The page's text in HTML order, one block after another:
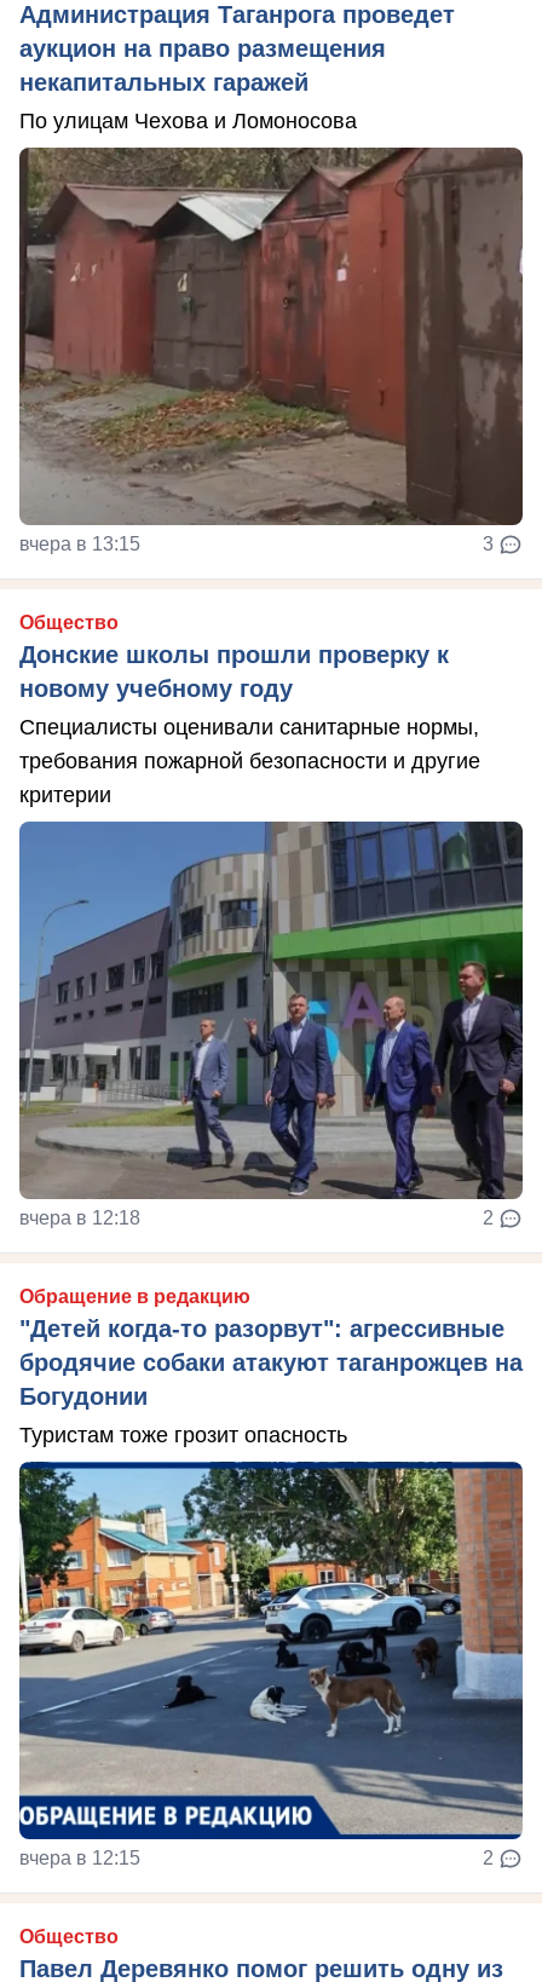
Администрация Таганрога проведет
аукцион на право размещения
некапитальных гаражей
По улицам Чехова и Ломоносова
вчера в 13:15 3
Общество
Донские школы прошли проверку к
новому учебному году
Специалисты оценивали санитарные нормы,
требования пожарной безопасности и другие
критерии
вчера в 12:18 2
Обращение в редакцию
"Детей когда-то разорвут": агрессивные
бродячие собаки атакуют таганрожцев на
Богудонии
Туристам тоже грозит опасность
вчера в 12:15 2
Общество
Павел Деревянко помог решить одну из